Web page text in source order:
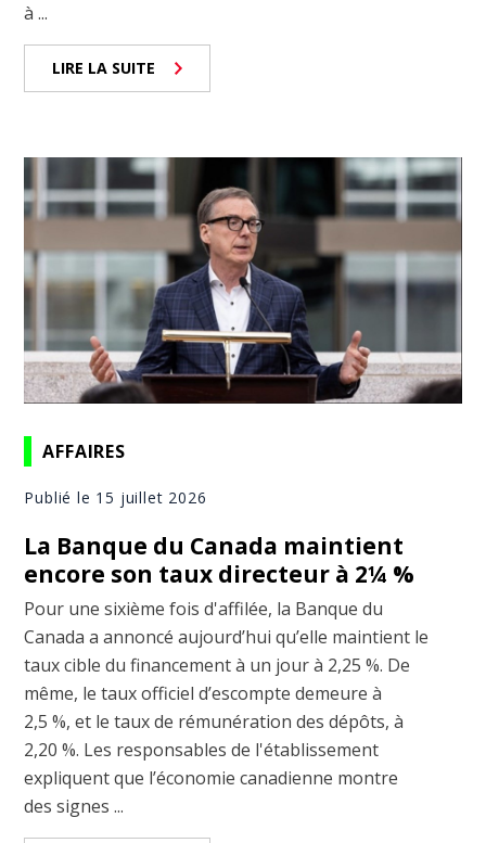
à ...
LIRE LA SUITE
AFFAIRES
Publié le 15 juillet 2026
La Banque du Canada maintient
encore son taux directeur à 2¼ %
Pour une sixième fois d'affilée, la Banque du
Canada a annoncé aujourd’hui qu’elle maintient le
taux cible du financement à un jour à 2,25 %. De
même, le taux officiel d’escompte demeure à
2,5 %, et le taux de rémunération des dépôts, à
2,20 %. Les responsables de l'établissement
expliquent que l’économie canadienne montre
des signes ...